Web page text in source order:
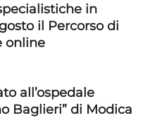
in
il Percorso di
online
all’ospedale
Baglieri” di Modica